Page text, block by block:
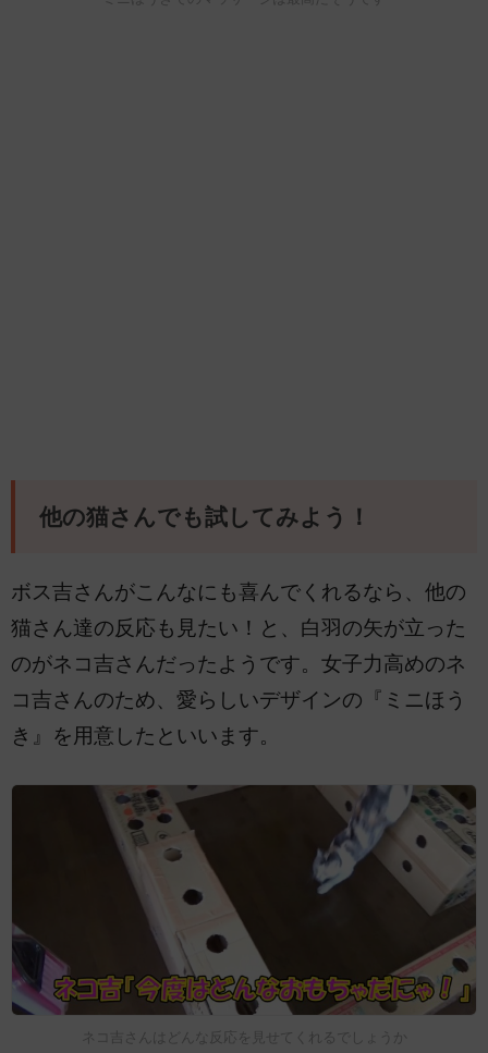
他の猫さんでも試してみよう！
ボス吉さんがこんなにも喜んでくれるなら、他の
猫さん達の反応も見たい！と、白羽の矢が立った
のがネコ吉さんだったようです。女子力高めのネ
コ吉さんのため、愛らしいデザインの『ミニほう
き』を用意したといいます。
ネコ吉さんはどんな反応を見せてくれるでしょうか